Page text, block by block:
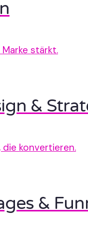
stärkt.
&
konvertieren.
&